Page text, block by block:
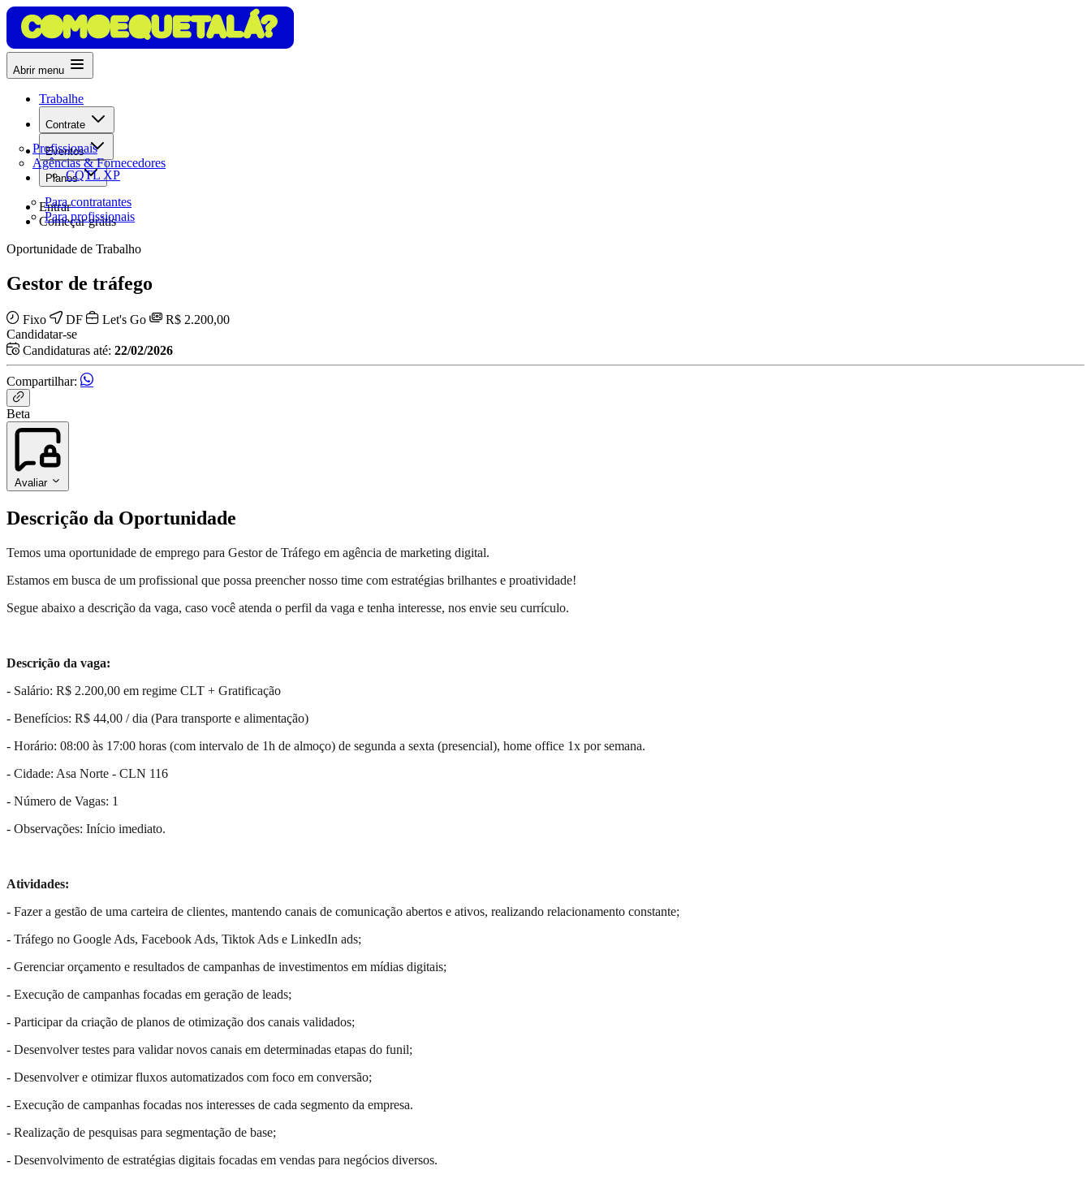
Abrir menu
Trabalhe
Contrate
Profissionais
Agências & Fornecedores
Eventos
CQTL XP
Planos
Para contratantes
Para profissionais
Entrar
Começar grátis
Oportunidade de Trabalho
Gestor de tráfego
Fixo DF Let's Go
R$ 2.200,00
Candidatar-se
Candidaturas até: 22/02/2026
Compartilhar:
Beta
Avaliar
Descrição da Oportunidade
Temos uma oportunidade de emprego para Gestor de Tráfego em agência de marketing digital.
Estamos em busca de um profissional que possa preencher nosso time com estratégias brilhantes e proatividade!
Segue abaixo a descrição da vaga, caso você atenda o perfil da vaga e tenha interesse, nos envie seu currículo.
Descrição da vaga:
- Salário: R$ 2.200,00 em regime CLT + Gratificação
- Benefícios: R$ 44,00 / dia (Para transporte e alimentação)
- Horário: 08:00 às 17:00 horas (com intervalo de 1h de almoço) de segunda a sexta (presencial), home office 1x por semana.
- Cidade: Asa Norte - CLN 116
- Número de Vagas: 1
- Observações: Início imediato.
Atividades:
- Fazer a gestão de uma carteira de clientes, mantendo canais de comunicação abertos e ativos, realizando relacionamento constante;
- Tráfego no Google Ads, Facebook Ads, Tiktok Ads e LinkedIn ads;
- Gerenciar orçamento e resultados de campanhas de investimentos em mídias digitais;
- Execução de campanhas focadas em geração de leads;
- Participar da criação de planos de otimização dos canais validados;
- Desenvolver testes para validar novos canais em determinadas etapas do funil;
- Desenvolver e otimizar fluxos automatizados com foco em conversão;
- Execução de campanhas focadas nos interesses de cada segmento da empresa.
- Realização de pesquisas para segmentação de base;
- Desenvolvimento de estratégias digitais focadas em vendas para negócios diversos.